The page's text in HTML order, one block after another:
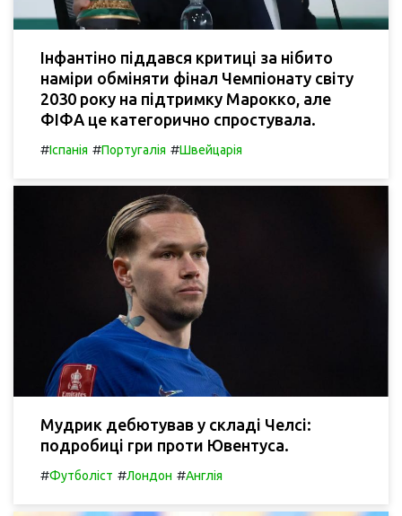
Інфантіно піддався критиці за нібито
наміри обміняти фінал Чемпіонату світу
2030 року на підтримку Марокко, але
ФІФА це категорично спростувала.
#Іспанія #Португалія #Швейцарія
Мудрик дебютував у складі Челсі:
подробиці гри проти Ювентуса.
#Футболіст #Лондон #Англія